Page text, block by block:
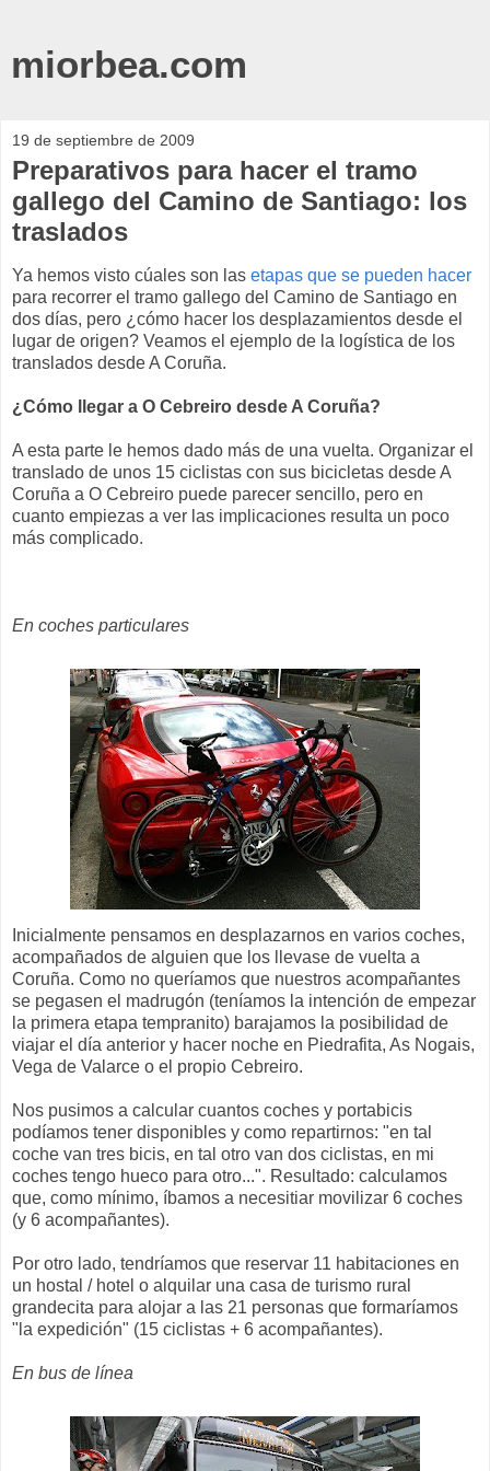
miorbea.com
19 de septiembre de 2009
Preparativos para hacer el tramo
gallego del Camino de Santiago: los
traslados
Ya hemos visto cúales son las etapas que se pueden hacer
para recorrer el tramo gallego del Camino de Santiago en
dos días, pero ¿cómo hacer los desplazamientos desde el
lugar de origen? Veamos el ejemplo de la logística de los
translados desde A Coruña.
¿Cómo llegar a O Cebreiro desde A Coruña?
A esta parte le hemos dado más de una vuelta. Organizar el
translado de unos 15 ciclistas con sus bicicletas desde A
Coruña a O Cebreiro puede parecer sencillo, pero en
cuanto empiezas a ver las implicaciones resulta un poco
más complicado.
En coches particulares
Inicialmente pensamos en desplazarnos en varios coches,
acompañados de alguien que los llevase de vuelta a
Coruña. Como no queríamos que nuestros acompañantes
se pegasen el madrugón (teníamos la intención de empezar
la primera etapa tempranito) barajamos la posibilidad de
viajar el día anterior y hacer noche en Piedrafita, As Nogais,
Vega de Valarce o el propio Cebreiro.
Nos pusimos a calcular cuantos coches y portabicis
podíamos tener disponibles y como repartirnos: "en tal
coche van tres bicis, en tal otro van dos ciclistas, en mi
coches tengo hueco para otro...". Resultado: calculamos
que, como mínimo, íbamos a necesitiar movilizar 6 coches
(y 6 acompañantes).
Por otro lado, tendríamos que reservar 11 habitaciones en
un hostal / hotel o alquilar una casa de turismo rural
grandecita para alojar a las 21 personas que formaríamos
"la expedición" (15 ciclistas + 6 acompañantes).
En bus de línea